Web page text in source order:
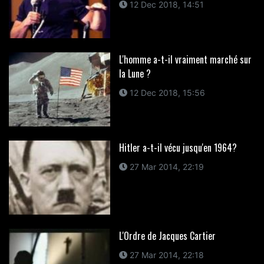
12 Dec 2018, 14:51
L'homme a-t-il vraiment marché sur
la Lune ?
12 Dec 2018, 15:56
Hitler a-t-il vécu jusqu'en 1964?
27 Mar 2014, 22:19
L'Ordre de Jacques Cartier
27 Mar 2014, 22:18